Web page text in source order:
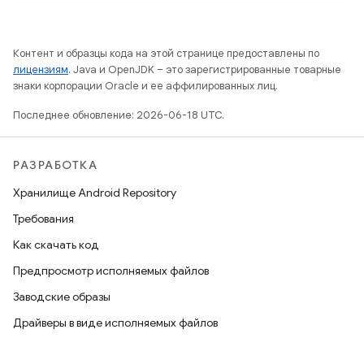
Контент и образцы кода на этой странице предоставлены по
лицензиям. Java и OpenJDK – это зарегистрированные товарные
знаки корпорации Oracle и ее аффилированных лиц.
Последнее обновление: 2026-06-18 UTC.
РАЗРАБОТКА
Хранилище Android Repository
Требования
Как скачать код
Предпросмотр исполняемых файлов
Заводские образы
Драйверы в виде исполняемых файлов